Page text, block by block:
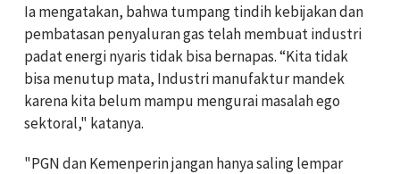
Ia mengatakan, bahwa tumpang tindih kebijakan dan
pembatasan penyaluran gas telah membuat industri
padat energi nyaris tidak bisa bernapas. “Kita tidak
bisa menutup mata, Industri manufaktur mandek
karena kita belum mampu mengurai masalah ego
sektoral," katanya.
"PGN dan Kemenperin jangan hanya saling lempar